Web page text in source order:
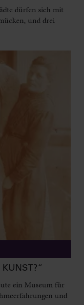
dürfen sich mit
und drei
ein Museum für
und